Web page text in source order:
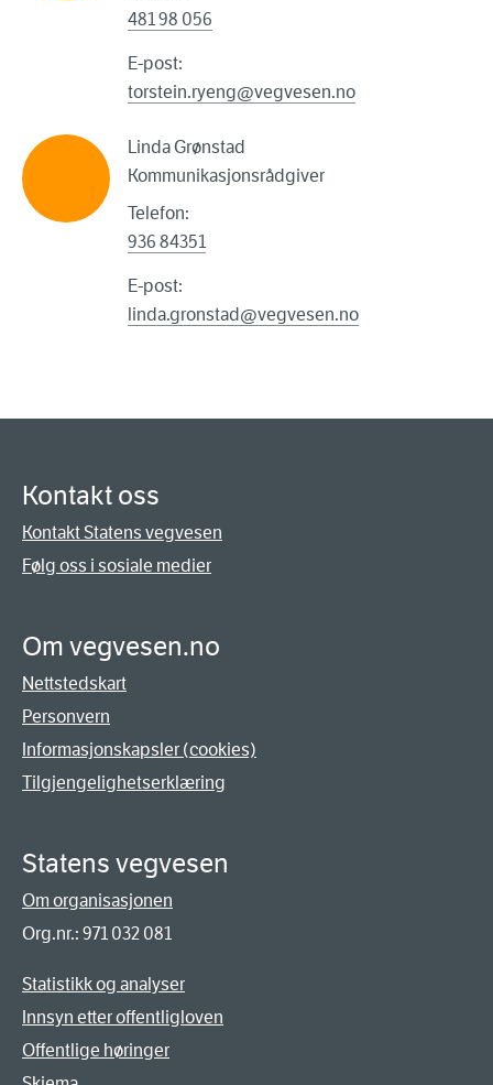
481 98 056
E-post:
torstein.ryeng@vegvesen.no
Linda Grønstad
Kommunikasjonsrådgiver
Telefon:
936 84351
E-post:
linda.gronstad@vegvesen.no
Kontakt oss
Kontakt Statens vegvesen
Følg oss i sosiale medier
Om vegvesen.no
Nettstedskart
Personvern
Informasjonskapsler (cookies)
Tilgjengelighetserklæring
Statens vegvesen
Om organisasjonen
Org.nr.: 971 032 081
Statistikk og analyser
Innsyn etter offentligloven
Offentlige høringer